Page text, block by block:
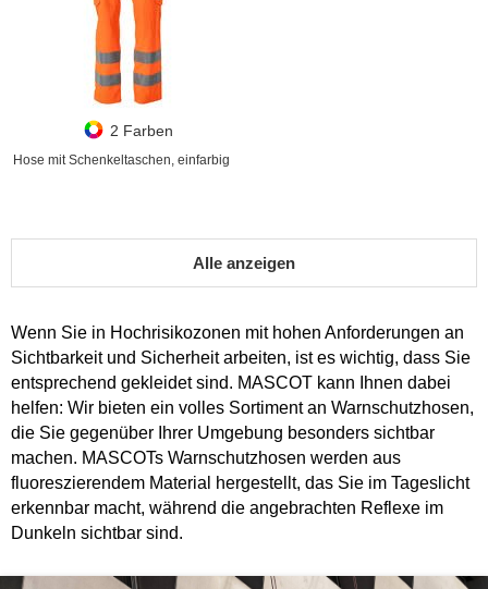
2 Farben
Hose mit Schenkeltaschen, einfarbig
Alle anzeigen
Wenn Sie in Hochrisikozonen mit hohen Anforderungen an
Sichtbarkeit und Sicherheit arbeiten, ist es wichtig, dass Sie
entsprechend gekleidet sind. MASCOT kann Ihnen dabei
helfen: Wir bieten ein volles Sortiment an Warnschutzhosen,
die Sie gegenüber Ihrer Umgebung besonders sichtbar
machen. MASCOTs Warnschutzhosen werden aus
fluoreszierendem Material hergestellt, das Sie im Tageslicht
erkennbar macht, während die angebrachten Reflexe im
Dunkeln sichtbar sind.